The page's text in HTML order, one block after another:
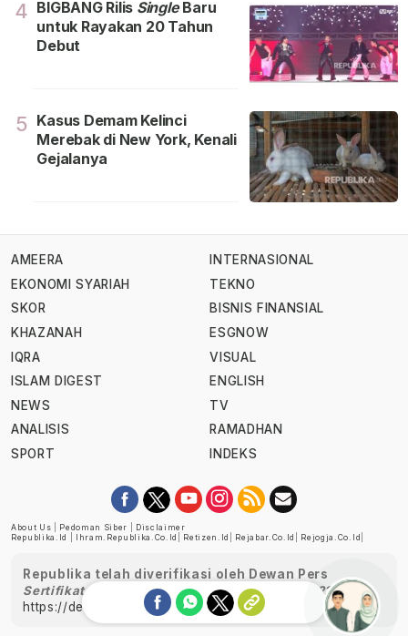
4 BIGBANG Rilis SingleBaru
untuk Rayakan 20 Tahun
Debut
5 Kasus Demam Kelinci
Merebak di New York, Kenali
Gejalanya
AMEERA
EKONOMI SYARIAH
SKOR
KHAZANAH
IQRA
ISLAM DIGEST
NEWS
ANALISIS
SPORT
INTERNASIONAL
TEKNO
BISNIS FINANSIAL
ESGNOW
VISUAL
ENGLISH
TV
RAMADHAN
INDEKS
About Us Pedoman Siber
Disclaimer
Republika.id
Ihram.republika.co.id Retizen.id Rejabar.co.id Rejogja.co.id
Republika telah diverifikasi oleh Dewan Pers
Sertifikat Nomor 1058/DP-Verifikasi/K/XII/2022
https://dewanpers.or.id/data/perusahaanpers